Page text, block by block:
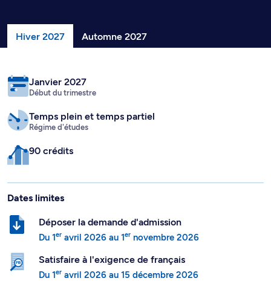
Hiver 2027 Automne 2027
Janvier 2027
Début du trimestre
Temps plein et temps partiel
Régime d'études
90 crédits
Dates limites
Déposer la demande d'admission
Du 1er avril 2026 au 1er novembre 2026
Satisfaire à l'exigence de français
Du 1er avril 2026 au 15 décembre 2026